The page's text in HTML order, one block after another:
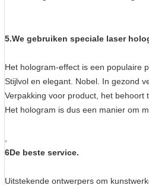
5.We gebruiken speciale laser
Het hologram-effect is een populaire
Stijlvol en elegant. Nobel. In gezond
Verpakking voor product, het
Het hologram is dus een manier om
6De beste service.
Uitstekende ontwerpers om